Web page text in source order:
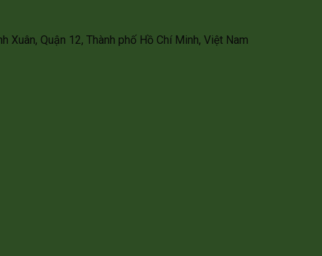
Quận 12, Thành phố Hồ Chí Minh, Việt Nam